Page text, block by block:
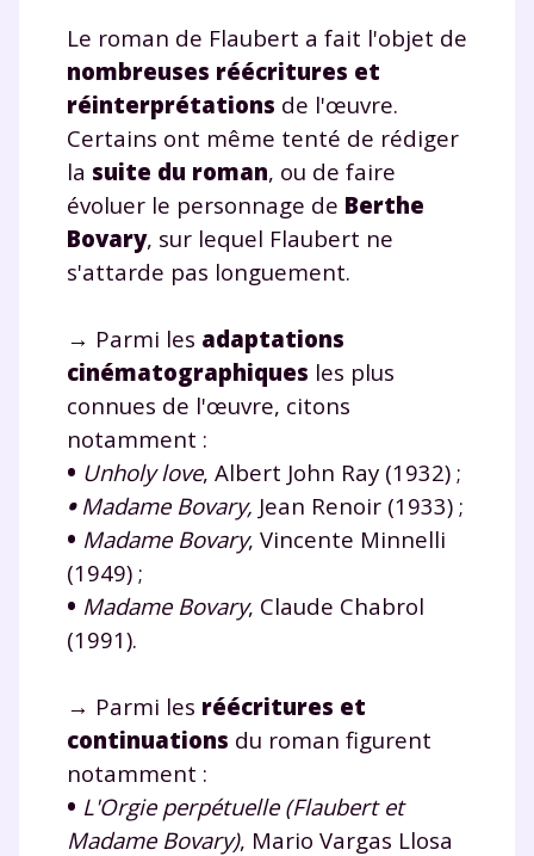
Le roman de Flaubert a fait l'objet de
nombreuses réécritures et
réinterprétations de l'œuvre.
Certains ont même tenté de rédiger
la suite du roman, ou de faire
évoluer le personnage de Berthe
Bovary, sur lequel Flaubert ne
s'attarde pas longuement.
→ Parmi les adaptations
cinématographiques les plus
connues de l'œuvre, citons
notamment :
• Unholy love, Albert John Ray (1932) ;
• Madame Bovary, Jean Renoir (1933) ;
• Madame Bovary, Vincente Minnelli
(1949) ;
• Madame Bovary, Claude Chabrol
(1991).
→ Parmi les réécritures et
continuations du roman figurent
notamment :
• L'Orgie perpétuelle (Flaubert et
Madame Bovary), Mario Vargas Llosa
la Terminale
Des profs expérimentés disponibles
à la demande par tchat, audio ou
vidéo
TESTER GRATUITEMENT
renseignant votre e-mail, vous consentez à ce que vos
données à caractère personnel soient traitées par SEJER, sous
la marque myMaxicours, afin que SEJER puisse vous donner
accès au service de soutien scolaire pendant 24h. Pour en
pour exercer vos droits, vous pouvez consulter
charte.
J’accepte de recevoir les actualités et des
communications de la part de
myMaxicours.
Votre adresse e-mail sera exclusivement utilisée pour
vous envoyer notre newsletter. Vous pourrez vous
désinscription présent dans chaque newsletter. Pour
en savoir plus sur la gestion de vos données
personnelles et pour exercer vos droits, vous pouvez
consulter notre charte